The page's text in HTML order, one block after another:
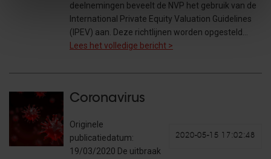
deelnemingen beveelt de NVP het gebruik van de
International Private Equity Valuation Guidelines
(IPEV) aan. Deze richtlijnen worden opgesteld…
Lees het volledige bericht >
Coronavirus
2020-05-15 17:02:48
Originele
publicatiedatum:
19/03/2020 De uitbraak